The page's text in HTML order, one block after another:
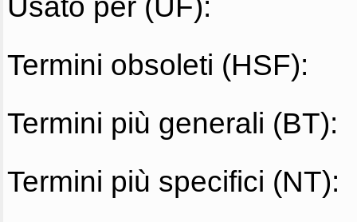
Termini obsoleti (HSF):
Termini più generali (BT):
Termini più specifici (NT):